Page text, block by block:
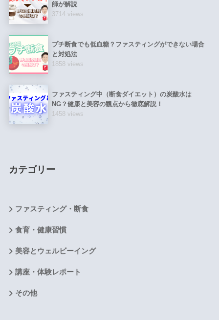
師が解説
3714 views
プチ断食でも低血糖？ファスティングができない場合
と対処法
1858 views
ファスティング中（断食ダイエット）の炭酸水は
NG？健康と美容の観点から徹底解説！
1458 views
カテゴリー
ファスティング・断食
食育・健康習慣
美容とウェルビーイング
講座・体験レポート
その他